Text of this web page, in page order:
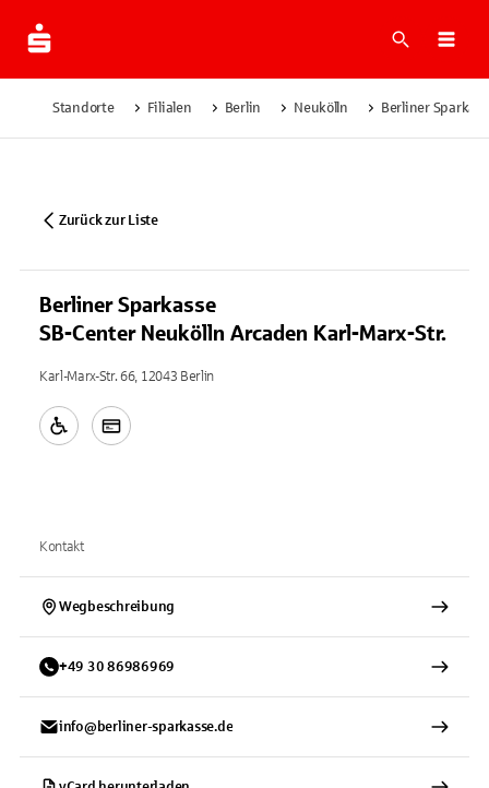
Suche
Standorte Filialen Berlin Neukölln Berliner
Zurück zur Liste
Berliner Sparkasse
SB-Center Neukölln Arcaden Karl-Marx-Str.
Karl-Marx-Str. 66, 12043 Berlin
Kontakt
Wegbeschreibung
+49 30 86986969
info@berliner-sparkasse.de